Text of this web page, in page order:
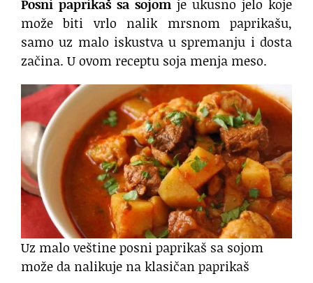
Posni paprikaš sa sojom je ukusno jelo koje
može biti vrlo nalik mrsnom paprikašu,
samo uz malo iskustva u spremanju i dosta
začina. U ovom receptu soja menja meso.
Uz malo veštine posni paprikaš sa sojom
može da nalikuje na klasičan paprikaš